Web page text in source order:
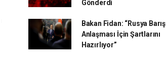
Gönderdi
Bakan Fidan: “Rusya Barış
Anlaşması İçin Şartlarını
Hazırlıyor”